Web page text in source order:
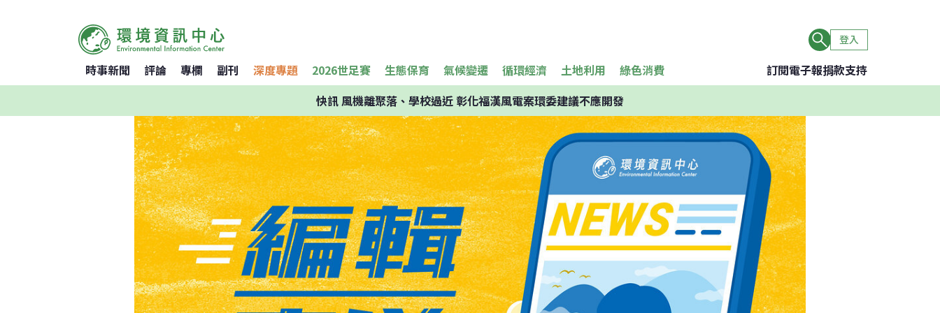
登入
時事新聞 評論 專欄 副刊 深度專題 2026世足賽 生態保育 氣候變遷 循環經濟 土地利用 綠色消費 訂閱電子報捐款支持
快訊風機離聚落、學校過近 彰化福漢風電案環委建議不應開發